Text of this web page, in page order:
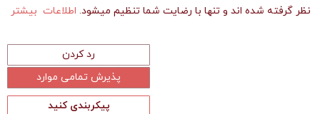
نظر گرفته شده اند و تنها با رضایت شما تنظیم میشود. اطلاعات بیشتر
رد کردن
پذیرش تمامی موارد
پیکربندی کنید